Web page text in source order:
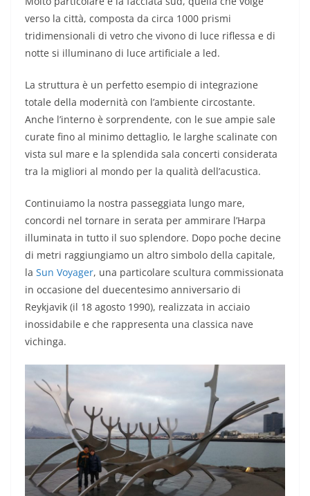
verso la città, composta da circa 1000 prismi
tridimensionali di vetro che vivono di luce riflessa e di
notte si illuminano di luce artificiale a led.
La struttura è un perfetto esempio di integrazione
totale della modernità con l’ambiente circostante.
Anche l’interno è sorprendente, con le sue ampie sale
curate fino al minimo dettaglio, le larghe scalinate con
vista sul mare e la splendida sala concerti considerata
tra la migliori al mondo per la qualità dell’acustica.
Continuiamo la nostra passeggiata lungo mare,
concordi nel tornare in serata per ammirare l’Harpa
illuminata in tutto il suo splendore. Dopo poche decine
di metri raggiungiamo un altro simbolo della capitale,
la Sun Voyager, una particolare scultura commissionata
in occasione del duecentesimo anniversario di
Reykjavik (il 18 agosto 1990), realizzata in acciaio
inossidabile e che rappresenta una classica nave
vichinga.